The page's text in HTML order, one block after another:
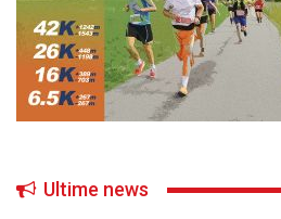
Ultime news